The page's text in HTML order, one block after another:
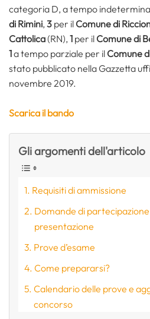
categoria D, a tempo
di Rimini, 3 per il Comune di
Cattolica(RN), 1 per il Comune di
1a tempo parziale per il Comune
stato pubblicato nella Gazzetta
novembre 2019.
Scarica il bando
Gli argomenti dell'articolo
Requisiti di ammissione
Domande di
presentazione
Prove d’esame
Come prepararsi?
Calendario delle prove e
concorso